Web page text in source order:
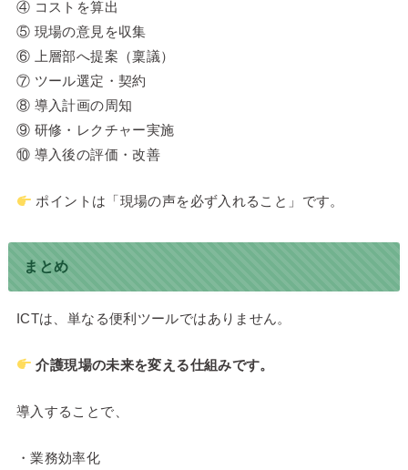
④ コストを算出
⑤ 現場の意見を収集
⑥ 上層部へ提案（稟議）
⑦ ツール選定・契約
⑧ 導入計画の周知
⑨ 研修・レクチャー実施
⑩ 導入後の評価・改善
ポイントは「現場の声を必ず入れること」です。
まとめ
ICTは、単なる便利ツールではありません。
介護現場の未来を変える仕組みです。
導入することで、
・業務効率化